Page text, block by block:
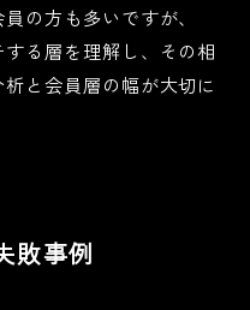
の方も多いですが、
る層を理解し、その相
と会員層の幅が大切に
敗事例